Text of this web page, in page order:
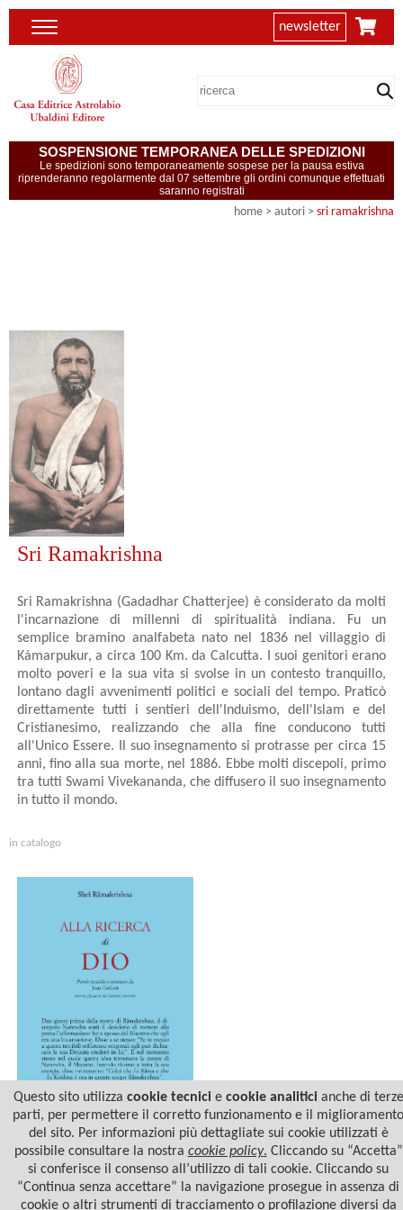
newsletter
SOSPENSIONE TEMPORANEA DELLE SPEDIZIONI
Le spedizioni sono temporaneamente sospese per la pausa estiva
riprenderanno regolarmente dal 07 settembre gli ordini comunque effettuati
saranno registrati
home > autori > sri ramakrishna
Sri Ramakrishna
Sri Ramakrishna (Gadadhar Chatterjee) è considerato da molti
l'incarnazione di millenni di spiritualità indiana. Fu un
semplice bramino analfabeta nato nel 1836 nel villaggio di
Kámarpukur, a circa 100 Km. da Calcutta. I suoi genitori erano
molto poveri e la sua vita si svolse in un contesto tranquillo,
lontano dagli avvenimenti politici e sociali del tempo. Praticò
direttamente tutti i sentieri dell'Induismo, dell'Islam e del
Cristianesimo, realizzando che alla fine conducono tutti
all'Unico Essere. Il suo insegnamento si protrasse per circa 15
anni, fino alla sua morte, nel 1886. Ebbe molti discepoli, primo
tra tutti Swami Vivekananda, che diffusero il suo insegnamento
in tutto il mondo.
in catalogo
ALLA RICERCA DI DIO
Questo sito utilizza cookie tecnicie cookie analiticianche di terze
parti, per permettere il corretto funzionamento e il miglioramento
del sito. Per informazioni più dettagliate sui cookie utilizzati è
possibile consultare la nostra cookie policy. Cliccando su “Accetta”
si conferisce il consenso all’utilizzo di tali cookie. Cliccando su
“Continua senza accettare” la navigazione prosegue in assenza di
cookie o altri strumenti di tracciamento o profilazione diversi da